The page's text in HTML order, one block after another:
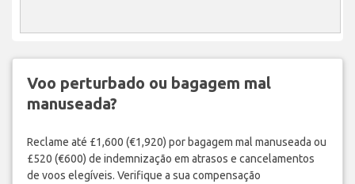
Voo perturbado ou bagagem mal
manuseada?
Reclame até £1,600 (€1,920) por bagagem mal manuseada ou
£520 (€600) de indemnização em atrasos e cancelamentos
de voos elegíveis. Verifique a sua compensação